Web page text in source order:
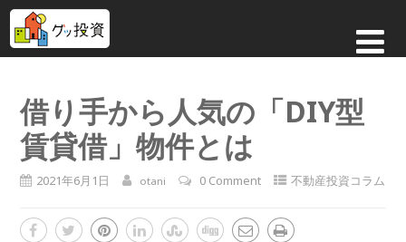
借り手から人気の「DIY型
賃貸借」物件とは
2021年6月1日 otani 0 Comment 不動産投資コラム